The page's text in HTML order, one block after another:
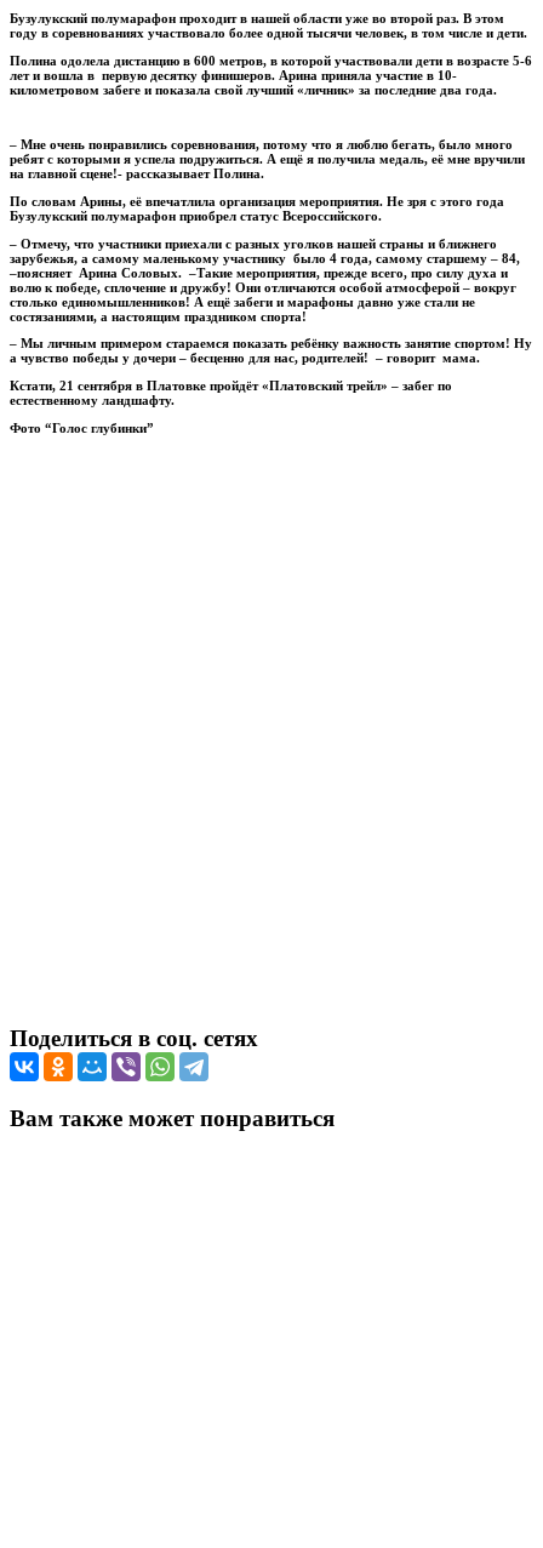
Бузулукский полумарафон проходит в нашей области уже во второй раз. В этом
году в соревнованиях участвовало более одной тысячи человек, в том числе и дети.
Полина одолела дистанцию в 600 метров, в которой участвовали дети в возрасте 5-6
лет и вошла в первую десятку финишеров. Арина приняла участие в 10-
километровом забеге и показала свой лучший «личник» за последние два года.
– Мне очень понравились соревнования, потому что я люблю бегать, было много
ребят с которыми я успела подружиться. А ещё я получила медаль, её мне вручили
на главной сцене!- рассказывает Полина.
По словам Арины, её впечатлила организация мероприятия. Не зря с этого года
Бузулукский полумарафон приобрел статус Всероссийского.
– Отмечу, что участники приехали с разных уголков нашей страны и ближнего
зарубежья, а самому маленькому участнику было 4 года, самому старшему – 84,
–поясняет Арина Соловых. –Такие мероприятия, прежде всего, про силу духа и
волю к победе, сплочение и дружбу! Они отличаются особой атмосферой – вокруг
столько единомышленников! А ещё забеги и марафоны давно уже стали не
состязаниями, а настоящим праздником спорта!
– Мы личным примером стараемся показать ребёнку важность занятие спортом! Ну
а чувство победы у дочери – бесценно для нас, родителей! – говорит мама.
Кстати, 21 сентября в Платовке пройдёт «Платовский трейл» – забег по
естественному ландшафту.
Фото “Голос глубинки”
Поделиться в соц. сетях
Вам также может понравиться